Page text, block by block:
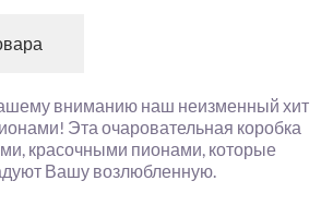
вниманию наш неизменный хит
Эта очаровательная коробка
красочными пионами, которые
Вашу возлюбленную.